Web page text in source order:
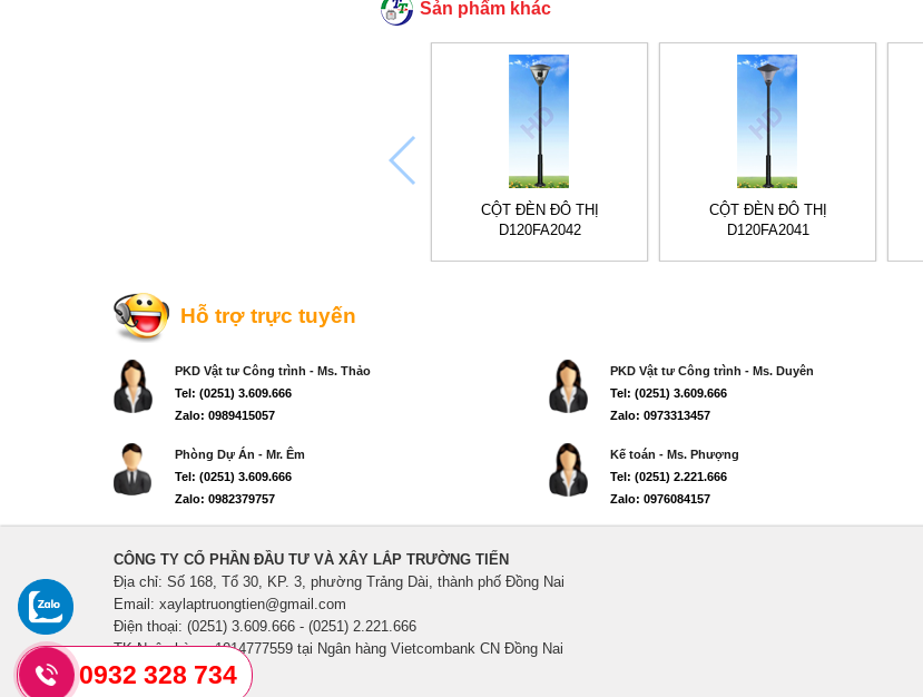
Sản phẩm khác
CỘT ĐÈN ĐÔ THỊ
D120FA2042
CỘT ĐÈN ĐÔ THỊ
D120FA2041
Hỗ trợ trực tuyến
PKD Vật tư Công trình - Ms. Thảo
Tel: (0251) 3.609.666
Zalo: 0989415057
PKD Vật tư Công trình - Ms. Duyên
Tel: (0251) 3.609.666
Zalo: 0973313457
Phòng Dự Án - Mr. Êm
Tel: (0251) 3.609.666
Zalo: 0982379757
Kế toán - Ms. Phượng
Tel: (0251) 2.221.666
Zalo: 0976084157
CÔNG TY CỔ PHẦN ĐẦU TƯ VÀ XÂY LẮP TRƯỜNG TIẾN
Địa chỉ: Số 168, Tổ 30, KP. 3, phường Trảng Dài, thành phố Đồng Nai
Email: xaylaptruongtien@gmail.com
Điện thoại: (0251) 3.609.666 - (0251) 2.221.666
TK Ngân hàng: 1014777559 tại Ngân hàng Vietcombank CN Đồng Nai
0932 328 734